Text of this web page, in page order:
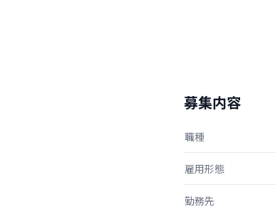
募集内容
職種
雇用形態
勤務先